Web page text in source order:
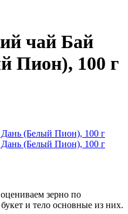
чай Бай
Пион), 100 г
зерно по
и тело основные из них.